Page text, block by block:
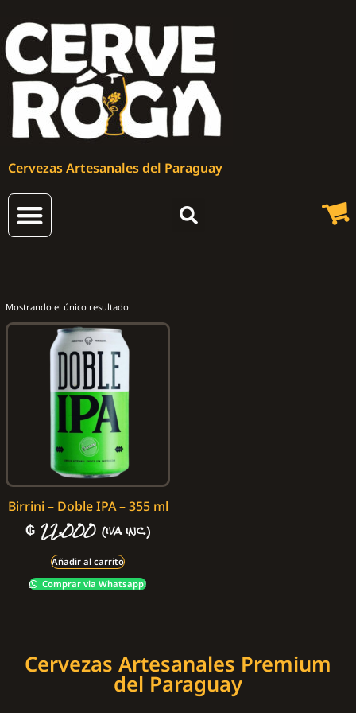
Cervezas Artesanales del Paraguay
Mostrando el único resultado
Birrini – Doble IPA – 355 ml
₲22.000 (iva inc.)
Añadir al carrito
Comprar via Whatsapp!
Cervezas Artesanales Premium
del Paraguay